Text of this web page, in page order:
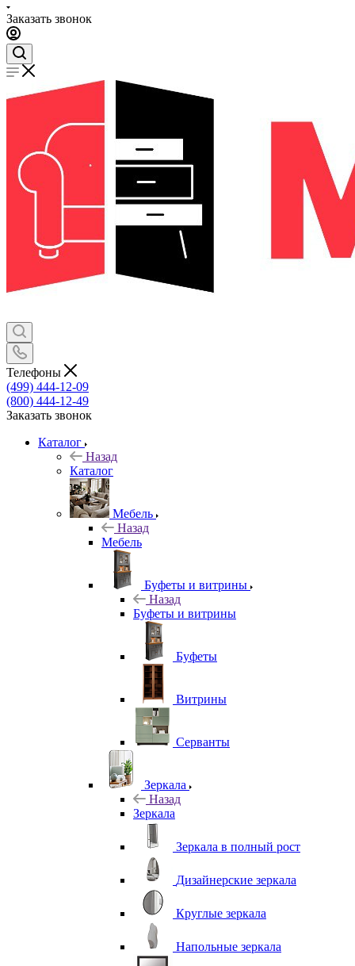
Заказать звонок
Телефоны
(499) 444-12-09
(800) 444-12-49
Заказать звонок
Каталог
Назад
Каталог
Мебель
Назад
Мебель
Буфеты и витрины
Назад
Буфеты и витрины
Буфеты
Витрины
Серванты
Зеркала
Назад
Зеркала
Зеркала в полный рост
Дизайнерские зеркала
Круглые зеркала
Напольные зеркала